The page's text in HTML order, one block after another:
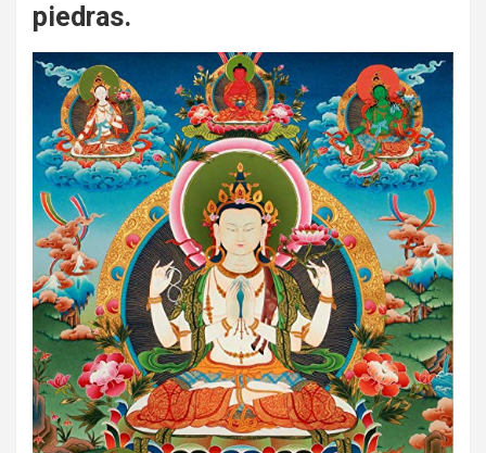
piedras.